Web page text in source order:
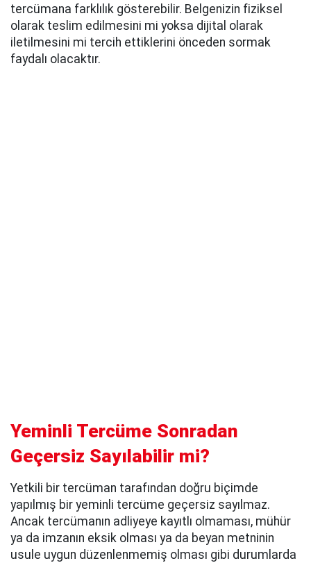
tercümana farklılık gösterebilir. Belgenizin fiziksel
olarak teslim edilmesini mi yoksa dijital olarak
iletilmesini mi tercih ettiklerini önceden sormak
faydalı olacaktır.
Yeminli Tercüme Sonradan
Geçersiz Sayılabilir mi?
Yetkili bir tercüman tarafından doğru biçimde
yapılmış bir yeminli tercüme geçersiz sayılmaz.
Ancak tercümanın adliyeye kayıtlı olmaması, mühür
ya da imzanın eksik olması ya da beyan metninin
usule uygun düzenlenmemiş olması gibi durumlarda